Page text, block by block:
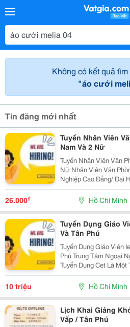
Không có kết quả
"áo cưới
Tin đăng mới nhất
Tuyển Nhân Viên
Nam Và 2 Nữ
Tuyển Nhân Viên Văn
Nữ Nhân Viên Văn Phòng: (Là Sinh Viên Hoặc Đã Tốt
Nghiệp Cao Đẳng/ Đại Học) 1/ Vị Trí: Nhân
Time (2 Nam 2 Nữ) Ca Làm: 13:00 Đến 21:00 (1 Tháng
Được Nghỉ Phép 1
26.000₫ Hồ Chí Minh
Tuyển Dụng Giáo
Và Tân Phú
Tuyển Dụng Giáo Viên
Phú Trung Tâm Ngoại Ngữ Kiến Tạo C.e.t Thông Báo
Tuyển Dụng Cet Là Một Trung Tâm Ngoại Ngữ Đã Được
Thành Lập 16 Năm
10 triệu Hồ Chí Minh
Lịch Khai Giảng
Vấp / Tân Phú